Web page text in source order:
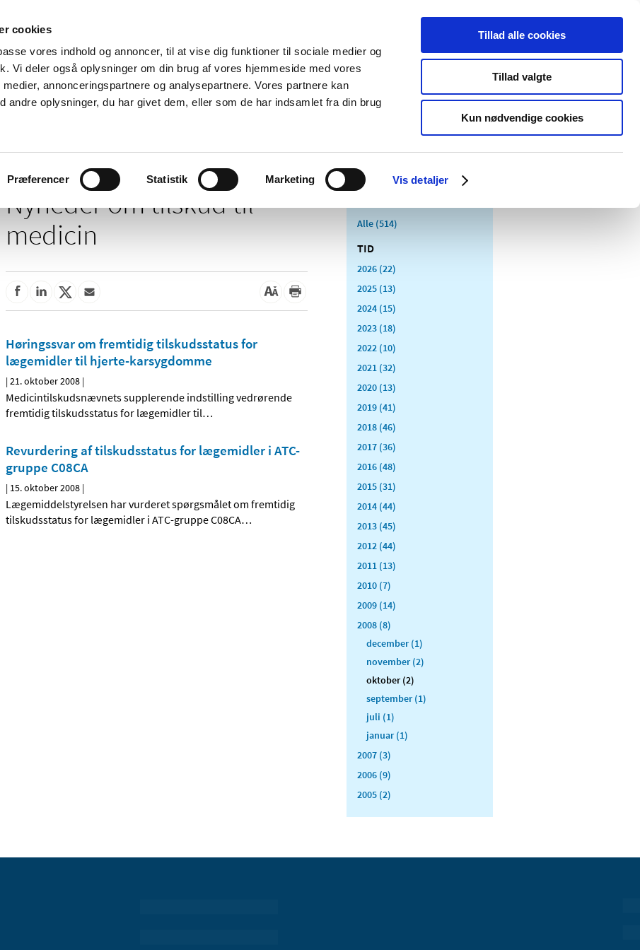
cookies
vores indhold og annoncer, til at vise dig funktioner til sociale medier og
Vi deler også oplysninger om din brug af vores hjemmeside med vores
annonceringspartnere og analysepartnere. Vores partnere kan
andre oplysninger, du har givet dem, eller som de har indsamlet fra din brug
Præferencer Statistik Marketing Vis detaljer
Tillad alle cookies
Tillad valgte
Kun nødvendige cookies
Nyheder Om os Kontakt Udgivelser
og
Tilskud og
Apoteker og salg af
Medicinsk
Særlige
produktområder
Nyheder om tilskud til
medicin
Høringssvar om fremtidig tilskudsstatus for
lægemidler til hjerte-karsygdomme
|21. oktober 2008 |
Medicintilskudsnævnets supplerende indstilling vedrørende
fremtidig tilskudsstatus for lægemidler til…
Revurdering af tilskudsstatus for lægemidler i ATC-
gruppe C08CA
| 15. oktober 2008 |
Lægemiddelstyrelsen har vurderet spørgsmålet om fremtidig
tilskudsstatus for lægemidler i ATC-gruppe C08CA…
Alle (514)
TID
2026 (22)
2025 (13)
2024 (15)
2023 (18)
2022 (10)
2021 (32)
2020 (13)
2019 (41)
2018 (46)
2017 (36)
2016 (48)
2015 (31)
2014 (44)
2013 (45)
2012 (44)
2011 (13)
2010 (7)
2009 (14)
2008 (8)
december (1)
november (2)
oktober (2)
september (1)
juli (1)
januar (1)
2007 (3)
2006 (9)
2005 (2)